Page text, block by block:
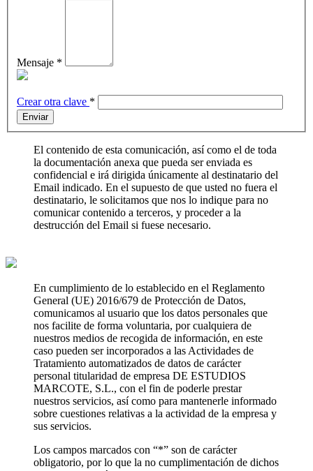
Mensaje *
Crear otra clave *
Enviar
El contenido de esta comunicación, así como el de toda
la documentación anexa que pueda ser enviada es
confidencial e irá dirigida únicamente al destinatario del
Email indicado. En el supuesto de que usted no fuera el
destinatario, le solicitamos que nos lo indique para no
comunicar contenido a terceros, y proceder a la
destrucción del Email si fuese necesario.
En cumplimiento de lo establecido en el Reglamento
General (UE) 2016/679 de Protección de Datos,
comunicamos al usuario que los datos personales que
nos facilite de forma voluntaria, por cualquiera de
nuestros medios de recogida de información, en este
caso pueden ser incorporados a las Actividades de
Tratamiento automatizados de datos de carácter
personal titularidad de empresa DE ESTUDIOS
MARCOTE, S.L., con el fin de poderle prestar
nuestros servicios, así como para mantenerle informado
sobre cuestiones relativas a la actividad de la empresa y
sus servicios.
Los campos marcados con “*” son de carácter
obligatorio, por lo que la no cumplimentación de dichos